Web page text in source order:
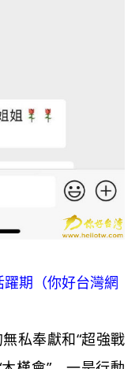
期（你好台灣網
私奉獻和“超強戰